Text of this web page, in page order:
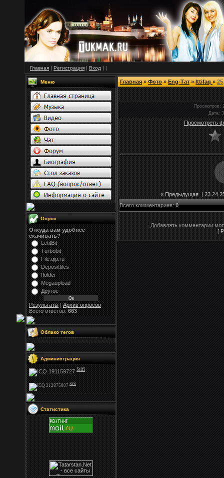
Главная | Регистрация | Вход | |
Меню
Опрос
Откуда вам удобнее
скачивать?
LetitBit
Turbobit
File.qip.ru
Depositfiles
Ifolder
Megaupload
Другое
Результаты|Архив опросов
Всего ответов:663
Облако тегов
Администрация
Stifi
NFS
Статистика
Главная»Фото»Eng-Тат »Ittifaq»25
Просмотров:
Дата:
Просмотреть
« Предыдущая|23 24
Всего комментариев:0
Добавлять комментарии
[